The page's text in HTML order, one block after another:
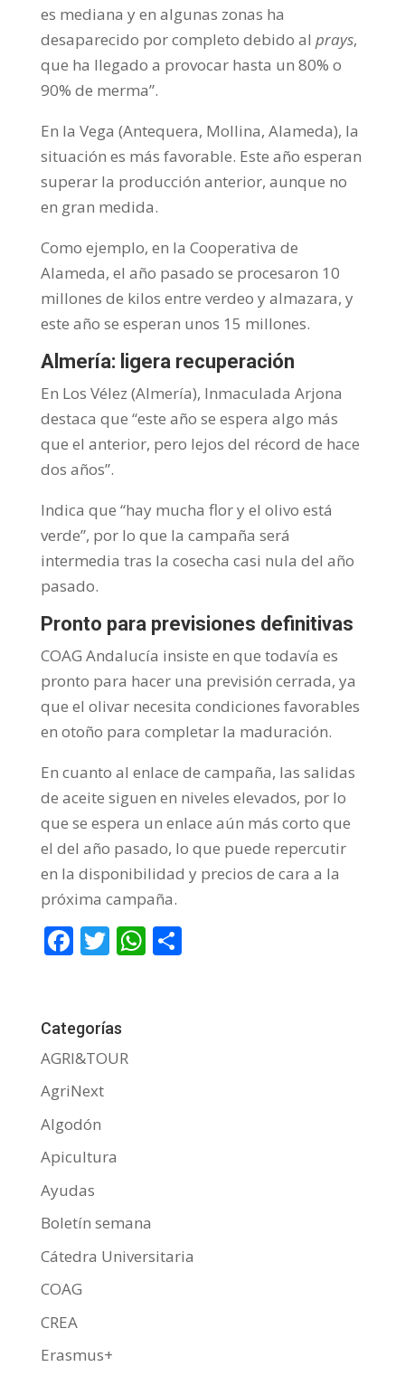
es mediana y en algunas zonas ha
desaparecido por completo debido al prays,
que ha llegado a provocar hasta un 80% o
90% de merma”.
En la Vega (Antequera, Mollina, Alameda), la
situación es más favorable. Este año esperan
superar la producción anterior, aunque no
en gran medida.
Como ejemplo, en la Cooperativa de
Alameda, el año pasado se procesaron 10
millones de kilos entre verdeo y almazara, y
este año se esperan unos 15 millones.
Almería: ligera recuperación
En Los Vélez (Almería), Inmaculada Arjona
destaca que “este año se espera algo más
que el anterior, pero lejos del récord de hace
dos años”.
Indica que “hay mucha flor y el olivo está
verde”, por lo que la campaña será
intermedia tras la cosecha casi nula del año
pasado.
Pronto para previsiones definitivas
COAG Andalucía insiste en que todavía es
pronto para hacer una previsión cerrada, ya
que el olivar necesita condiciones favorables
en otoño para completar la maduración.
En cuanto al enlace de campaña, las salidas
de aceite siguen en niveles elevados, por lo
que se espera un enlace aún más corto que
el del año pasado, lo que puede repercutir
en la disponibilidad y precios de cara a la
próxima campaña.
F
b
o
o
k
T
er
W C
Categorías
AGRI&TOUR
AgriNext
Algodón
Apicultura
Ayudas
Boletín semana
Cátedra Universitaria
COAG
CREA
Erasmus+